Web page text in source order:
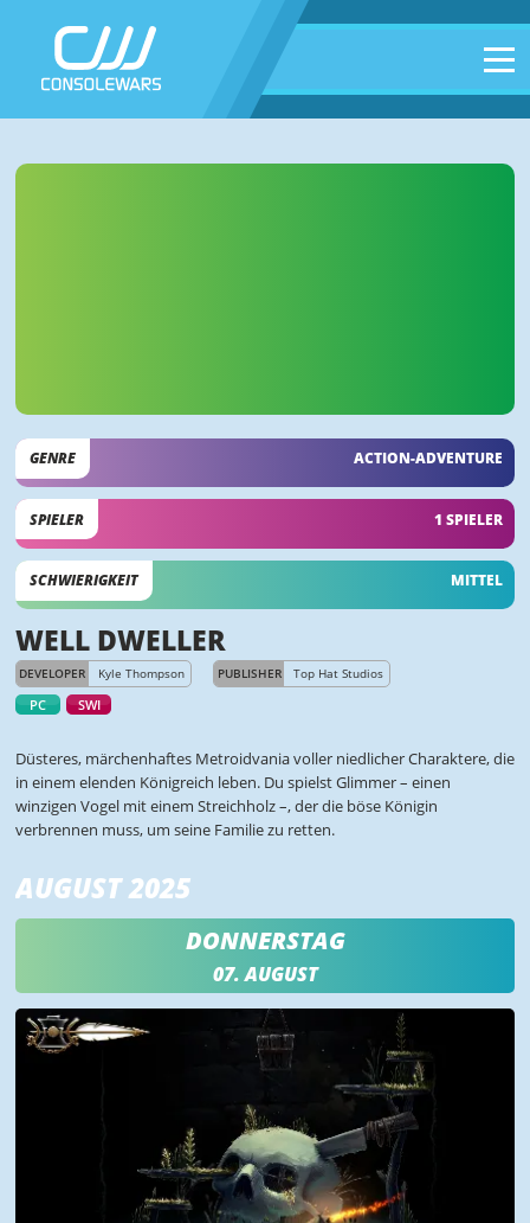
GENRE ACTION-ADVENTURE
SPIELER 1 SPIELER
SCHWIERIGKEIT MITTEL
WELL DWELLER
DEVELOPER Kyle Thompson PUBLISHER Top Hat Studios
PC SWI
Düsteres, märchenhaftes Metroidvania voller niedlicher Charaktere, die
in einem elenden Königreich leben. Du spielst Glimmer – einen
winzigen Vogel mit einem Streichholz –, der die böse Königin
verbrennen muss, um seine Familie zu retten.
AUGUST 2025
DONNERSTAG
07. AUGUST